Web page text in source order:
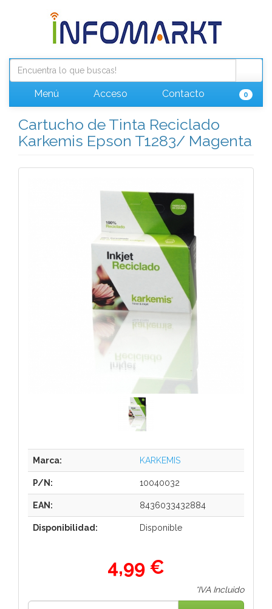
Menú Acceso Contacto 0
Cartucho de Tinta Reciclado
Karkemis Epson T1283/ Magenta
Marca: KARKEMIS
P/N: 10040032
EAN: 8436033432884
Disponibilidad: Disponible
4,99 €
*IVA Incluido